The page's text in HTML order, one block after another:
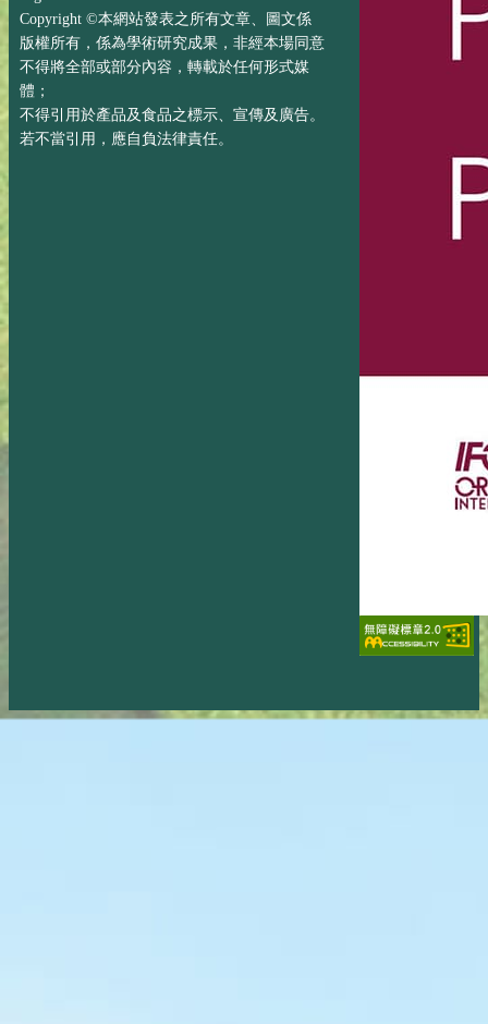
Copyright ©本網站發表之所有文章、圖文係
版權所有，係為學術研究成果，非經本場同意
不得將全部或部分內容，轉載於任何形式媒
體；
不得引用於產品及食品之標示、宣傳及廣告。
若不當引用，應自負法律責任。